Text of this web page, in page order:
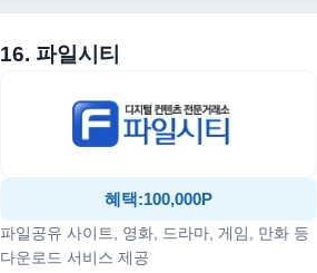
16. 파일시티
혜택:100,000P
파일공유 사이트, 영화, 드라마, 게임, 만화 등
다운로드 서비스 제공